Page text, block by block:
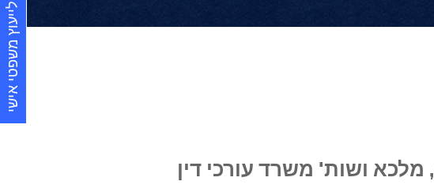
, מלכא ושות' משרד עורכי דין
לייעוץ משפטי אישי